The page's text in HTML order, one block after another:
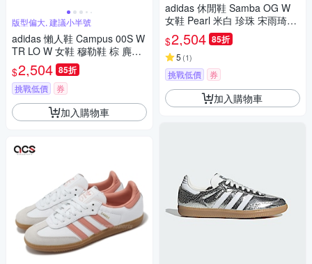
版型偏大, 建議小半號
adidas 懶人鞋 Campus 00S W
TR LO W 女鞋 穆勒鞋 棕 麂皮
厚底 絨毛 JR3731
$2,504 85折
挑戰低價 券
加入購物車
adidas 休閒鞋 Samba OG W
女鞋 Pearl 米白 珍珠 宋雨琦同
款 愛迪達 JQ2616
$2,504 85折
5 (1)
挑戰低價 券
加入購物車